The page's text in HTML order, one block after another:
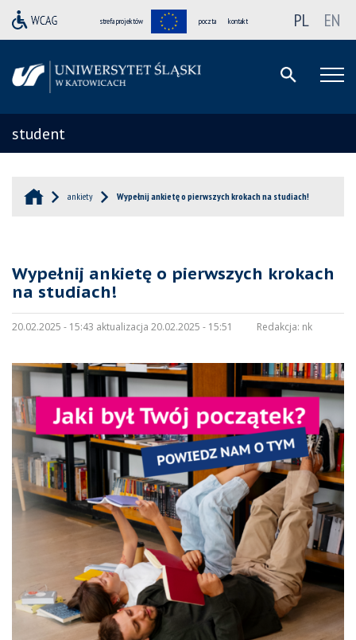
strefa projektów poczta kontakt PL EN
student
ankiety Wypełnij ankietę o pierwszych krokach na studiach!
Wypełnij ankietę o pierwszych krokach
na studiach!
20.02.2025 - 15:43 aktualizacja 20.02.2025 - 15:51 Redakcja: nk